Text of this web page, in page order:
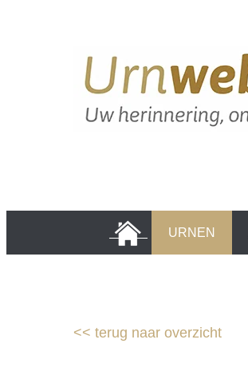
HOME URNEN
<< terug naar overzicht